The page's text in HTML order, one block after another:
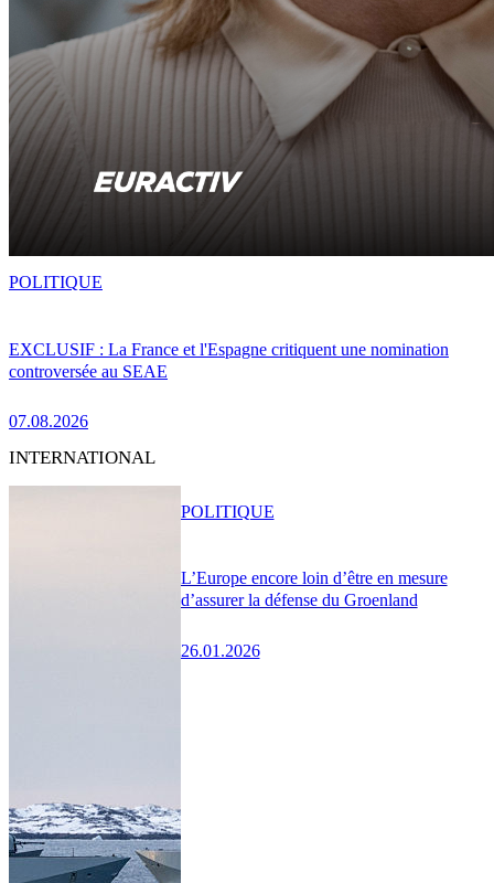
EXCLUSIF : La France et l'Espagne critiquent une nomination
controversée au SEAE
07.08.2026
POLITIQUE
INTERNATIONAL
L’Europe encore loin d’être en mesure
d’assurer la défense du Groenland
26.01.2026
POLITIQUE